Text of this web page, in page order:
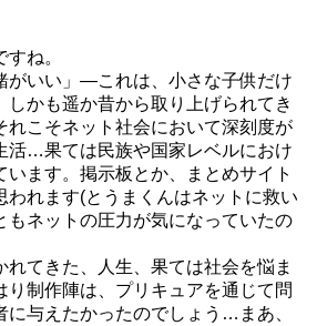
ね。
がいい」―これは、小さな子供だけ
しかも遥か昔から取り上げられてき
こそネット社会において深刻度が
…果ては民族や国家レベルにおけ
います。掲示板とか、まとめサイト
われます(とうまくんはネットに救い
もネットの圧力が気になっていたの
てきた、人生、果ては社会を悩ま
り制作陣は、プリキュアを通じて問
に与えたかったのでしょう…まあ、